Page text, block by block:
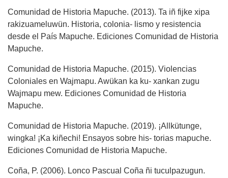
Comunidad de Historia Mapuche. (2013). Ta iñ fijke xipa
rakizuameluwün. Historia, colonia- lismo y resistencia
desde el País Mapuche. Ediciones Comunidad de Historia
Mapuche.
Comunidad de Historia Mapuche. (2015). Violencias
Coloniales en Wajmapu. Awükan ka ku- xankan zugu
Wajmapu mew. Ediciones Comunidad de Historia
Mapuche.
Comunidad de Historia Mapuche. (2019). ¡Allkütunge,
wingka! ¡Ka kiñechi! Ensayos sobre his- torias mapuche.
Ediciones Comunidad de Historia Mapuche.
Coña, P. (2006). Lonco Pascual Coña ñi tuculpazugun.